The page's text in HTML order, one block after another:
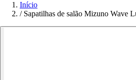
Início
/ Sapatilhas de salão Mizuno Wave